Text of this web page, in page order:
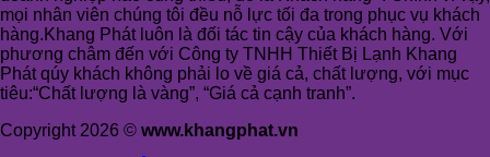
mọi nhân viên chúng tôi đều nỗ lực tối đa trong phục vụ khách
hàng.Khang Phát luôn là đối tác tin cậy của khách hàng. Với
phương châm đến với Công ty TNHH Thiết Bị Lạnh Khang
Phát qúy khách không phải lo về giá cả, chất lượng, với mục
tiêu:“Chất lượng là vàng”, “Giá cả cạnh tranh”.
Copyright 2026 © www.khangphat.vn